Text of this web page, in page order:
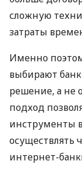
сложную
затраты
Именно
выбирают
решение, а не
подход
инструменты
осуществлять
интернет-